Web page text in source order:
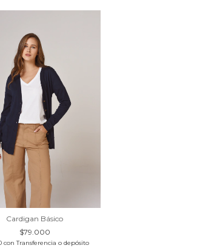
Cardigan Básico
$79.000
con Transferencia o depósito